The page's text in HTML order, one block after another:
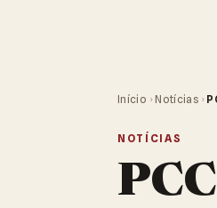
Início › Notícias ›
NOTÍCIAS